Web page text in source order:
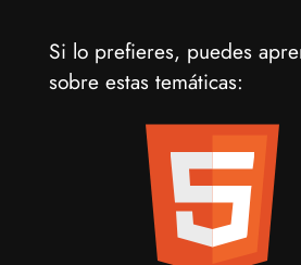
Si lo prefieres, puedes
sobre estas temáticas: